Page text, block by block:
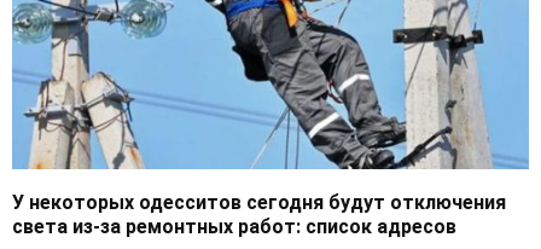
У некоторых одесситов сегодня будут отключения
света из-за ремонтных работ: список адресов